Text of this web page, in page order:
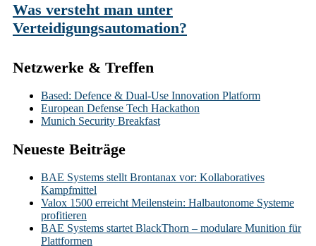
Was versteht man unter
Verteidigungsautomation?
Netzwerke & Treffen
Based: Defence & Dual-Use Innovation Platform
European Defense Tech Hackathon
Munich Security Breakfast
Neueste Beiträge
BAE Systems stellt Brontanax vor: Kollaboratives
Kampfmittel
Valox 1500 erreicht Meilenstein: Halbautonome Systeme
profitieren
BAE Systems startet BlackThorn – modulare Munition für
Plattformen